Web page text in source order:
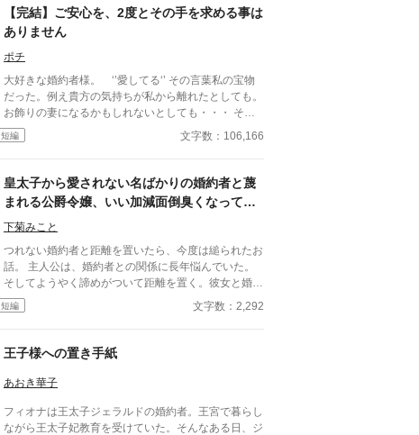
すべて私が整えていたもの。 離婚後、少しずつ歯車
は狂い始める。 気づいたときにはもう遅い。 積み上
げてきた信用は、静かに崩れていく。 一方で私は、
王妃のもとへ。 今さら引き止められても、遅いので
す。
【完結】ご安心を、2度とその手を求める事は
ありません
ポチ
大好きな婚約者様。 ‘’愛してる‘’ その言葉私の宝物
だった。例え貴方の気持ちが私から離れたとしても。
お飾りの妻になるかもしれないとしても・・・ それ
でも、私は貴方を想っていたい。 独り過ごす刻もそ
れだけで幸せを感じられた。たった一つの希望
短編 文字数：106,166
皇太子から愛されない名ばかりの婚約者と蔑
まれる公爵令嬢、いい加減面倒臭くなって皇
太子から意図的に距離をとったらあっちから
下菊みこと
つれない婚約者と距離を置いたら、今度は縋られたお
話。 主人公は、婚約者との関係に長年悩んでいた。
そしてようやく諦めがついて距離を置く。彼女と婚約
者のこれからはどうなっていくのだろうか。 小説家
になろう様でも投稿しています。
短編 文字数：2,292
王子様への置き手紙
あおき華子
フィオナは王太子ジェラルドの婚約者。王宮で暮らし
ながら王太子妃教育を受けていた。そんなある日、ジ